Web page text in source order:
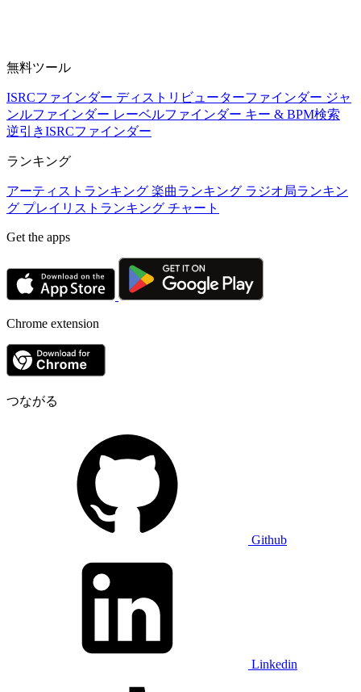
無料ツール
ISRCファインダー ディストリビューターファインダー ジャ
ンルファインダー レーベルファインダー キー & BPM検索
逆引きISRCファインダー
ランキング
アーティストランキング 楽曲ランキング ラジオ局ランキン
グ プレイリストランキング チャート
Get the apps
Chrome extension
つながる
Github
Linkedin